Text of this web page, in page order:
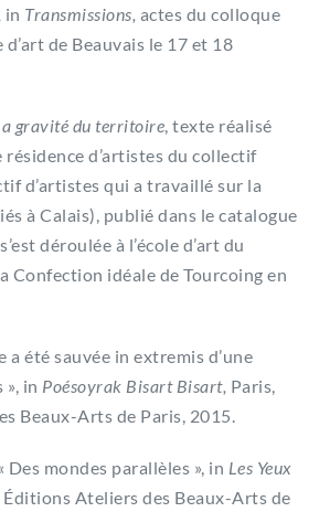
in Transmissions, actes du colloque
d’art de Beauvais le 17 et 18
gravité du territoire, texte réalisé
résidence d’artistes du collectif
d’artistes qui a travaillé sur la
à Calais), publié dans le catalogue
déroulée à l’école d’art du
Confection idéale de Tourcoing en
a été sauvée in extremis d’une
», in Poésoyrak Bisart Bisart, Paris,
Beaux-Arts de Paris, 2015.
Des mondes parallèles », in Les Yeux
Éditions Ateliers des Beaux-Arts de